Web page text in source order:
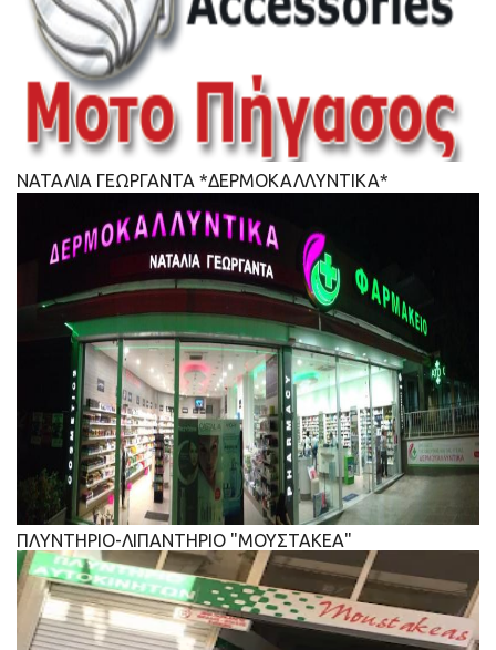
ΝΑΤΑΛΙΑ ΓΕΩΡΓΑΝΤΑ *ΔΕΡΜΟΚΑΛΛΥΝΤΙΚΑ*
ΠΛΥΝΤΗΡΙΟ-ΛΙΠΑΝΤΗΡΙΟ "ΜΟΥΣΤΑΚΕΑ"